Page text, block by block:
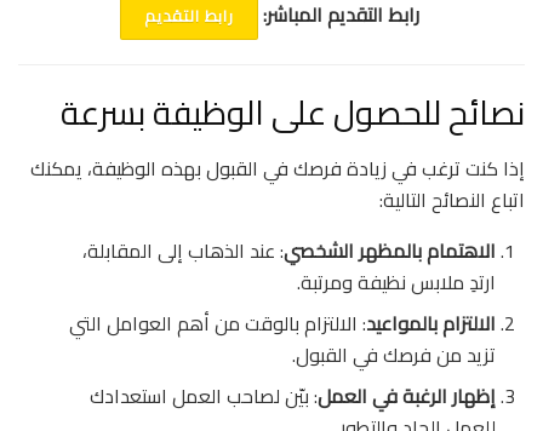
رابط التقديم المباشر:
رابط التقديم
نصائح للحصول على الوظيفة بسرعة
إذا كنت ترغب في زيادة فرصك في القبول بهذه الوظيفة، يمكنك
اتباع النصائح التالية:
الاهتمام بالمظهر الشخصي: عند الذهاب إلى المقابلة،
ارتدِ ملابس نظيفة ومرتبة.
الالتزام بالمواعيد: الالتزام بالوقت من أهم العوامل التي
تزيد من فرصك في القبول.
إظهار الرغبة في العمل: بيّن لصاحب العمل استعدادك